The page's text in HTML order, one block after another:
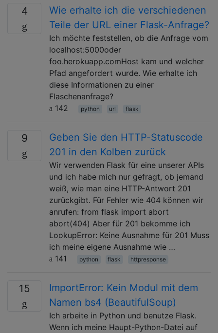
4
Wie erhalte ich die verschiedenen
Teile der URL einer Flask-Anfrage?
Ich möchte feststellen, ob die Anfrage vom
localhost:5000oder
foo.herokuapp.comHost kam und welcher
Pfad angefordert wurde. Wie erhalte ich
diese Informationen zu einer
Flaschenanfrage?
142
python url flask
9
Geben Sie den HTTP-Statuscode
201 in den Kolben zurück
Wir verwenden Flask für eine unserer APIs
und ich habe mich nur gefragt, ob jemand
weiß, wie man eine HTTP-Antwort 201
zurückgibt. Für Fehler wie 404 können wir
anrufen: from flask import abort
abort(404) Aber für 201 bekomme ich
LookupError: Keine Ausnahme für 201 Muss
ich meine eigene Ausnahme wie …
141
python flask httpresponse
15
ImportError: Kein Modul mit dem
Namen bs4 (BeautifulSoup)
Ich arbeite in Python und benutze Flask.
Wenn ich meine Haupt-Python-Datei auf